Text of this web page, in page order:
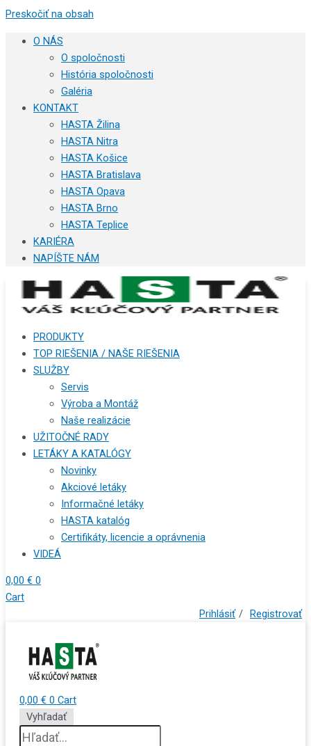
Preskočiť na obsah
O NÁS
O spoločnosti
História spoločnosti
Galéria
KONTAKT
HASTA Žilina
HASTA Nitra
HASTA Košice
HASTA Bratislava
HASTA Opava
HASTA Brno
HASTA Teplice
KARIÉRA
NAPÍŠTE NÁM
PRODUKTY
TOP RIEŠENIA / NAŠE RIEŠENIA
SLUŽBY
Servis
Výroba a Montáž
Naše realizácie
UŽITOČNÉ RADY
LETÁKY A KATALÓGY
Novinky
Akciové letáky
Informačné letáky
HASTA katalóg
Certifikáty, licencie a oprávnenia
VIDEÁ
0,00 € 0
Cart
Prihlásiť / Registrovať
0,00 € 0 Cart
Vyhľadať